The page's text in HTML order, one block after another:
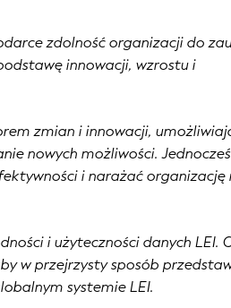
zdolność organizacji do
innowacji, wzrostu i
zmian i innowacji,
nowych możliwości.
i narażać organizację
i użyteczności danych LEI.
w przejrzysty sposób
systemie LEI.